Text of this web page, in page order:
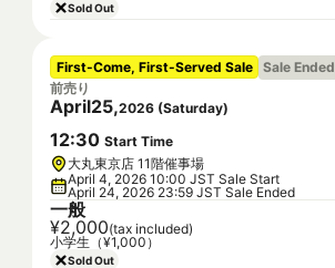
Sold Out
First-Come, First-Served Sale Sale Ended
前売り
April25,2026 (Saturday)
12:30 Start Time
大丸東京店 11階催事場
April 4, 2026 10:00 JST Sale Start
April 24, 2026 23:59 JST Sale Ended
一般
¥2,000(tax included)
小学生（¥1,000）
Sold Out